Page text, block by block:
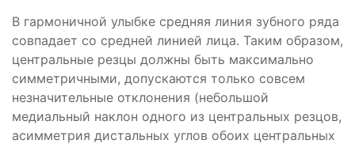
В гармоничной улыбке средняя линия зубного ряда
совпадает со средней линией лица. Таким образом,
центральные резцы должны быть максимально
симметричными, допускаются только совсем
незначительные отклонения (небольшой
медиальный наклон одного из центральных резцов,
асимметрия дистальных углов обоих центральных